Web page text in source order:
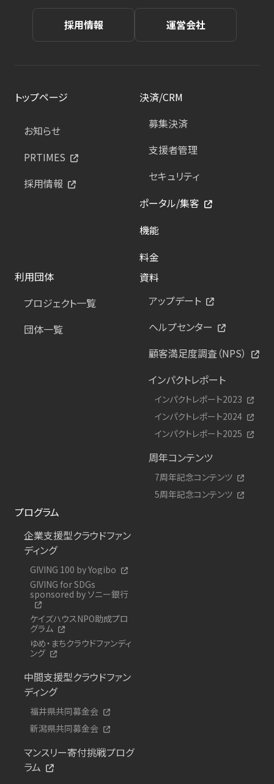
採用情報 運営会社
トップページ
お知らせ
PRTIMES
採用情報
決済/CRM
募集決済
支援者管理
セキュリティ
ポータル/集客
機能
料金
利用団体
プロジェクト一覧
団体一覧
資料
アップデート
ヘルプセンター
顧客満足度調査（NPS）
インパクトレポート
インパクトレポート2023
インパクトレポート2024
インパクトレポート2025
周年コンテンツ
7周年記念コンテンツ
5周年記念コンテンツ
プログラム
企業支援型クラウドファン
ディング
GIVING 100 by Yogibo
GIVING for SDGs
sponsored by ソニー銀行
ケイズハウスNPO助成プロ
グラム
ゆめ・まちクラウドファンディ
ング
中間支援型クラウドファン
ディング
福井県共同募金会
新潟県共同募金会
マンスリー寄付挑戦プログ
ラム